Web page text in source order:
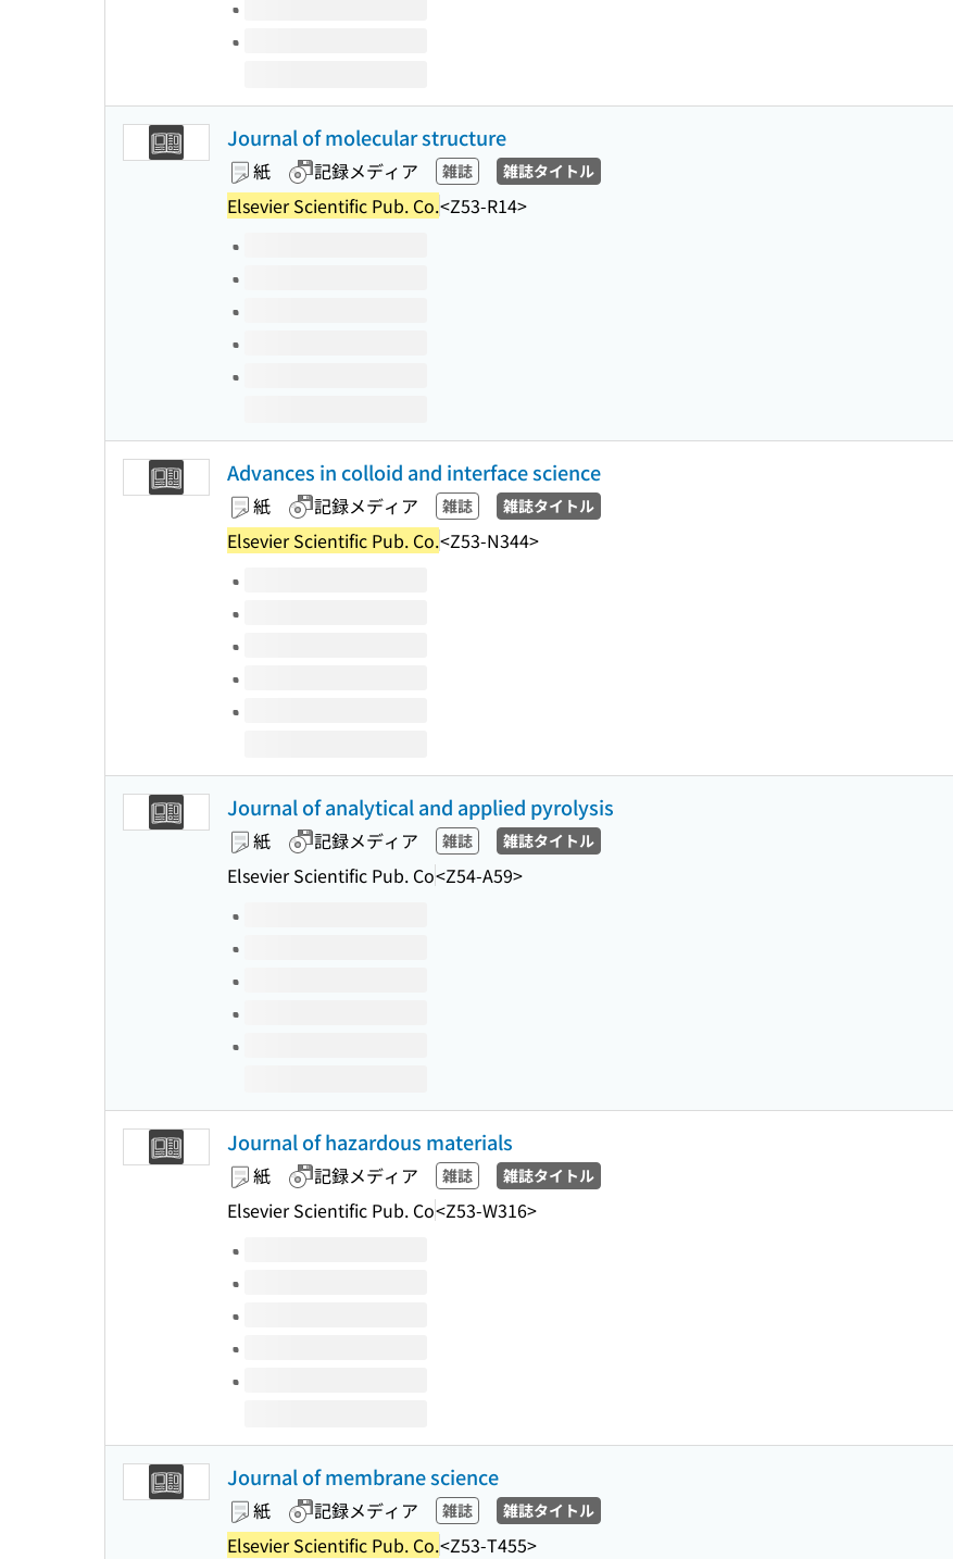
Journal of molecular structure
紙 記録メディア 雑誌 雑誌タイトル
Elsevier Scientific Pub. Co.<Z53-R14>
このタイトルの巻号
Advances in colloid and interface science
紙 記録メディア 雑誌 雑誌タイトル
Elsevier Scientific Pub. Co.<Z53-N344>
このタイトルの巻号
Journal of analytical and applied pyrolysis
紙 記録メディア 雑誌 雑誌タイトル
Elsevier Scientific Pub. Co<Z54-A59>
このタイトルの巻号
Journal of hazardous materials
紙 記録メディア 雑誌 雑誌タイトル
Elsevier Scientific Pub. Co<Z53-W316>
このタイトルの巻号
Journal of membrane science
紙 記録メディア 雑誌 雑誌タイトル
Elsevier Scientific Pub. Co.<Z53-T455>